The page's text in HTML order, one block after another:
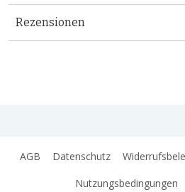
Rezensionen
AGB Datenschutz
Nutzungsbedingungen